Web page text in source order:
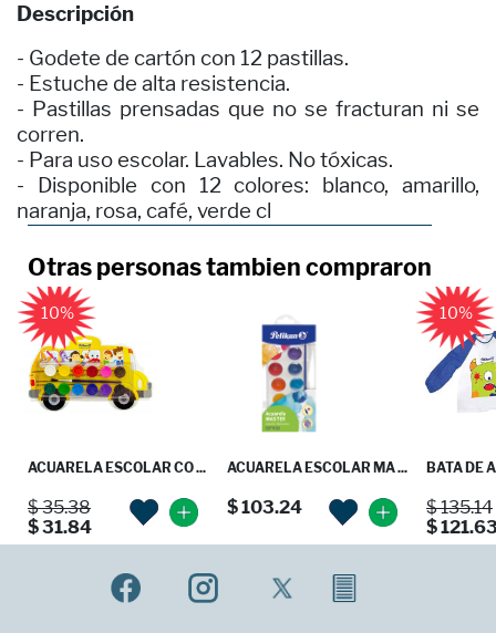
Descripción
- Godete de cartón con 12 pastillas.
- Estuche de alta resistencia.
- Pastillas prensadas que no se fracturan ni se
corren.
- Para uso escolar. Lavables. No tóxicas.
- Disponible con 12 colores: blanco, amarillo,
naranja, rosa, café, verde cl
Otras personas tambien compraron
10%
ACUARELA ESCOLAR CO ...
$ 35.38
$ 31.84
ACUARELA ESCOLAR MA ...
$ 103.24
10%
BATA DE
$ 135.14
$